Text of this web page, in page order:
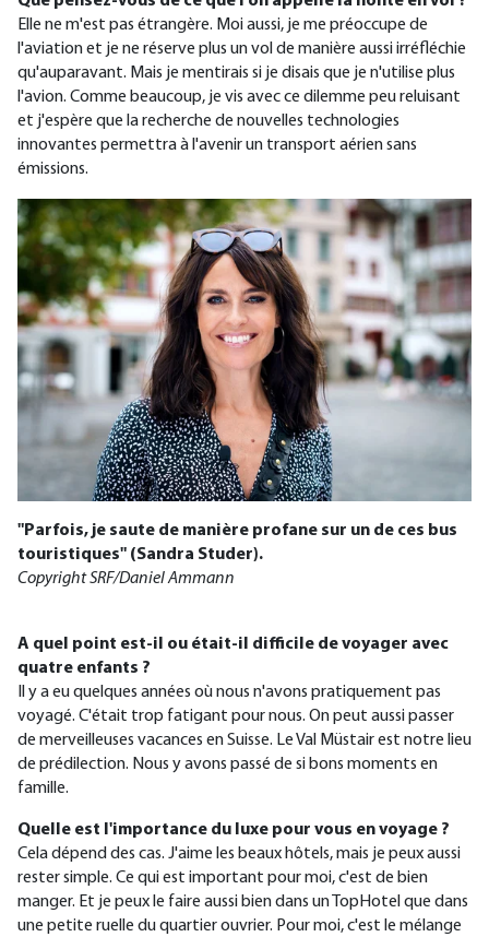
Elle ne m'est pas étrangère. Moi aussi, je me préoccupe de
l'aviation et je ne réserve plus un vol de manière aussi irréfléchie
qu'auparavant. Mais je mentirais si je disais que je n'utilise plus
l'avion. Comme beaucoup, je vis avec ce dilemme peu reluisant
et j'espère que la recherche de nouvelles technologies
innovantes permettra à l'avenir un transport aérien sans
émissions.
"Parfois, je saute de manière profane sur un de ces bus
touristiques" (Sandra Studer).
Copyright SRF/Daniel Ammann
A quel point est-il ou était-il difficile de voyager avec
quatre enfants ?
Il y a eu quelques années où nous n'avons pratiquement pas
voyagé. C'était trop fatigant pour nous. On peut aussi passer
de merveilleuses vacances en Suisse. Le Val Müstair est notre lieu
de prédilection. Nous y avons passé de si bons moments en
famille.
Quelle est l'importance du luxe pour vous en voyage ?
Cela dépend des cas. J'aime les beaux hôtels, mais je peux aussi
rester simple. Ce qui est important pour moi, c'est de bien
manger. Et je peux le faire aussi bien dans un TopHotel que dans
une petite ruelle du quartier ouvrier. Pour moi, c'est le mélange